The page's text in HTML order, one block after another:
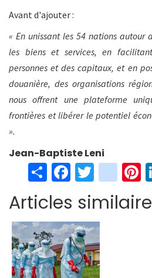
Avant d'ajouter :
« En unissant les 54 nations autour
les biens et services, en
personnes et des capitaux, et en
douanière, des organisations
nous offrent une plateforme
frontières et libérer le potentiel
».
Jean-Baptiste Leni
S
h
ar
e
Fa
ce
b
o
o
k
T
wi
tt
er
in
st
ag
Articles